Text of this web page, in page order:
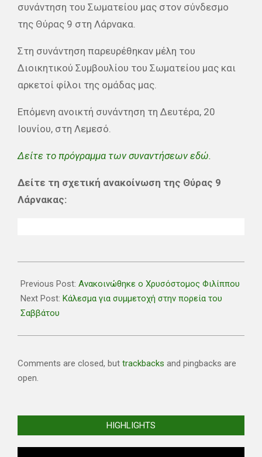
συνάντηση του Σωματείου μας στον σύνδεσμο
της Θύρας 9 στη Λάρνακα.
Στη συνάντηση παρευρέθηκαν μέλη του
Διοικητικού Συμβουλίου του Σωματείου μας και
αρκετοί φίλοι της ομάδας μας.
Επόμενη ανοικτή συνάντηση τη Δευτέρα, 20
Ιουνίου, στη Λεμεσό.
Δείτε το πρόγραμμα των συναντήσεων εδώ.
Δείτε τη σχετική ανακοίνωση της Θύρας 9
Λάρνακας:
06-
15
Previous Post: Ανακοινώθηκε ο Χρυσόστομος Φιλίππου
Next Post: Κάλεσμα για συμμετοχή στην πορεία του
Σαββάτου
Comments are closed, but trackbacks and pingbacks are
open.
HIGHLIGHTS